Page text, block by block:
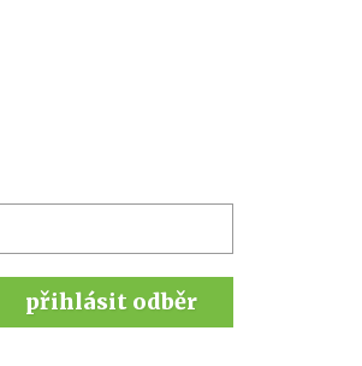
přihlásit odběr